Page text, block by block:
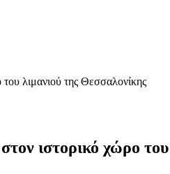
λιμανιού της Θεσσαλονίκης
ιστορικό χώρο